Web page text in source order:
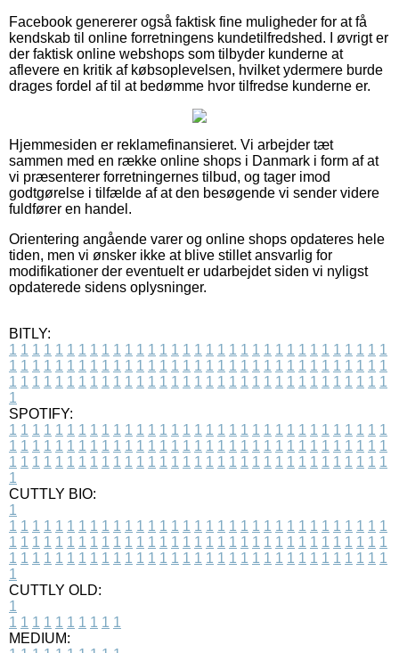
Facebook genererer også faktisk fine muligheder for at få
kendskab til online forretningens kundetilfredshed. I øvrigt er
der faktisk online webshops som tilbyder kunderne at
aflevere en kritik af købsoplevelsen, hvilket ydermere burde
drages fordel af til at bedømme hvor tilfredse kunderne er.
Hjemmesiden er reklamefinansieret. Vi arbejder tæt
sammen med en række online shops i Danmark i form af at
vi præsenterer forretningernes tilbud, og tager imod
godtgørelse i tilfælde af at den besøgende vi sender videre
fuldfører en handel.
Orientering angående varer og online shops opdateres hele
tiden, men vi ønsker ikke at blive stillet ansvarlig for
modifikationer der eventuelt er udarbejdet siden vi nyligst
opdaterede sidens oplysninger.
BITLY:
1 1 1 1 1 1 1 1 1 1 1 1 1 1 1 1 1 1 1 1 1 1 1 1 1 1 1 1 1 1 1 1 1
1 1 1 1 1 1 1 1 1 1 1 1 1 1 1 1 1 1 1 1 1 1 1 1 1 1 1 1 1 1 1 1 1
1 1 1 1 1 1 1 1 1 1 1 1 1 1 1 1 1 1 1 1 1 1 1 1 1 1 1 1 1 1 1 1 1
1
SPOTIFY:
1 1 1 1 1 1 1 1 1 1 1 1 1 1 1 1 1 1 1 1 1 1 1 1 1 1 1 1 1 1 1 1 1
1 1 1 1 1 1 1 1 1 1 1 1 1 1 1 1 1 1 1 1 1 1 1 1 1 1 1 1 1 1 1 1 1
1 1 1 1 1 1 1 1 1 1 1 1 1 1 1 1 1 1 1 1 1 1 1 1 1 1 1 1 1 1 1 1 1
1
CUTTLY BIO:
1
1 1 1 1 1 1 1 1 1 1 1 1 1 1 1 1 1 1 1 1 1 1 1 1 1 1 1 1 1 1 1 1 1
1 1 1 1 1 1 1 1 1 1 1 1 1 1 1 1 1 1 1 1 1 1 1 1 1 1 1 1 1 1 1 1 1
1 1 1 1 1 1 1 1 1 1 1 1 1 1 1 1 1 1 1 1 1 1 1 1 1 1 1 1 1 1 1 1 1
1
CUTTLY OLD:
1
1 1 1 1 1 1 1 1 1 1
MEDIUM: